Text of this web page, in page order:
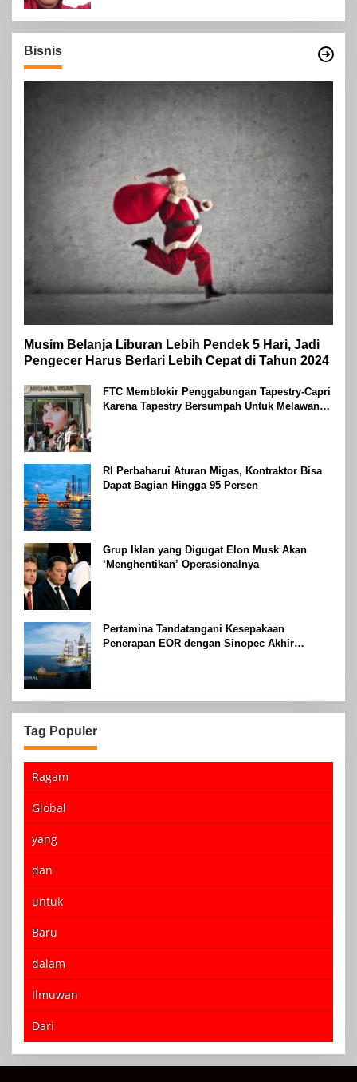
Bisnis
Musim Belanja Liburan Lebih Pendek 5 Hari, Jadi
Pengecer Harus Berlari Lebih Cepat di Tahun 2024
FTC Memblokir Penggabungan Tapestry-Capri
Karena Tapestry Bersumpah Untuk Melawan
RI Perbaharui Aturan Migas, Kontraktor Bisa
Dapat Bagian Hingga 95 Persen
Grup Iklan yang Digugat Elon Musk Akan
‘Menghentikan’ Operasionalnya
Pertamina Tandatangani Kesepakaan
Penerapan EOR dengan Sinopec Akhir
Tag Populer
Ragam
Global
yang
dan
untuk
Baru
dalam
Ilmuwan
Dari